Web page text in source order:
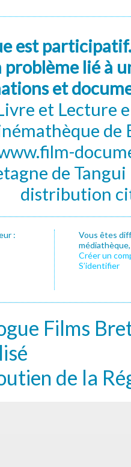
est
lié à
et
et Lecture
de
de
distribution
:
Vous êtes
Créer un
S’identifier
Films
de la